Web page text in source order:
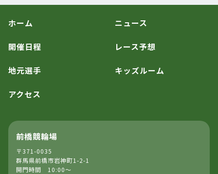
ホーム ニュース
開催日程 レース予想
地元選手 キッズルーム
アクセス
前橋競輪場
〒371-0035
群馬県前橋市岩神町1-2-1
開門時間 10:00～